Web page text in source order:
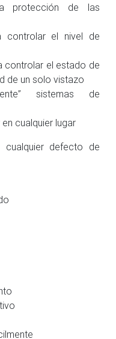
protección de las
controlar el nivel de
controlar el estado de
de un solo vistazo
sistemas de
cualquier lugar
defecto de